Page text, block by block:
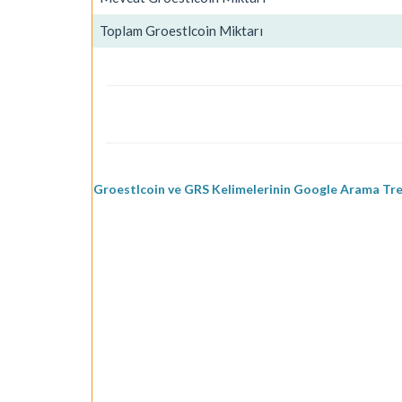
Toplam Groestlcoin Miktarı
Groestlcoin ve GRS Kelimelerinin Google Arama